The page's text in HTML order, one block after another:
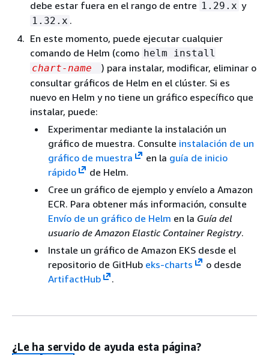
debe estar fuera en el rango de entre 1.29.x y
1.32.x .
En este momento, puede ejecutar cualquier
comando de Helm (como helm install
chart-name
) para instalar, modificar, eliminar o
consultar gráficos de Helm en el clúster. Si es
nuevo en Helm y no tiene un gráfico específico que
instalar, puede:
Experimentar mediante la instalación un
gráfico de muestra. Consulte instalación de un
gráfico de muestra
en la guía de inicio
rápido
de Helm.
Cree un gráfico de ejemplo y envíelo a Amazon
ECR. Para obtener más información, consulte
Envío de un gráfico de Helm en la Guía del
usuario de Amazon Elastic Container Registry.
Instale un gráfico de Amazon EKS desde el
repositorio de GitHub eks-charts
o desde
ArtifactHub
.
¿Le ha servido de ayuda esta página?